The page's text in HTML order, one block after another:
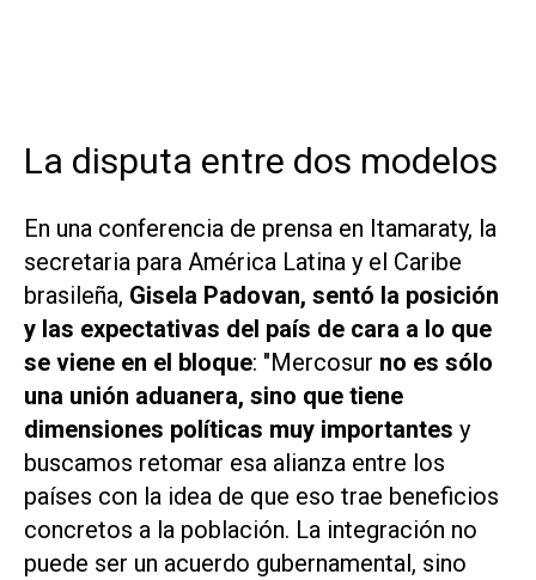
La disputa entre dos modelos
En una conferencia de prensa en Itamaraty, la
secretaria para América Latina y el Caribe
brasileña, Gisela Padovan, sentó la posición
y las expectativas del país de cara a lo que
se viene en el bloque: "Mercosur no es sólo
una unión aduanera, sino que tiene
dimensiones políticas muy importantes y
buscamos retomar esa alianza entre los
países con la idea de que eso trae beneficios
concretos a la población. La integración no
puede ser un acuerdo gubernamental, sino